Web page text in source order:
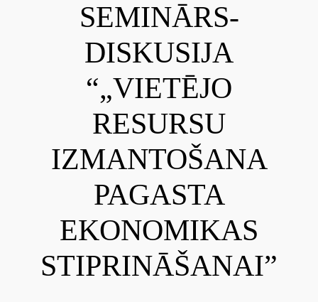
SEMINĀRS-
DISKUSIJA
“„VIETĒJO
RESURSU
IZMANTOŠANA
PAGASTA
EKONOMIKAS
STIPRINĀŠANAI”